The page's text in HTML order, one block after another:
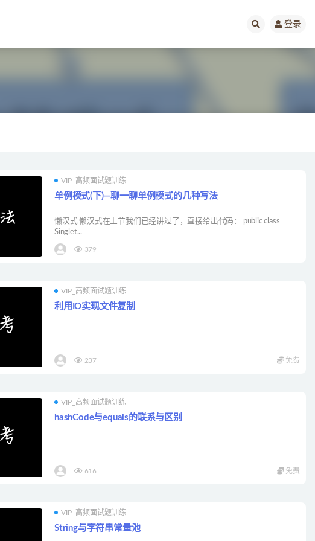
登录
VIP_高频面试题训练
单例模式(下)—聊一聊单例模式的几种写法
懒汉式 懒汉式在上节我们已经讲过了，直接给出代码： public class
Singlet...
379
VIP_高频面试题训练
利用IO实现文件复制
237 免费
VIP_高频面试题训练
hashCode与equals的联系与区别
616 免费
VIP_高频面试题训练
String与字符串常量池